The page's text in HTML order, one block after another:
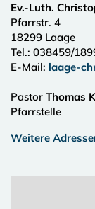
Ev.-Luth.
Pfarrstr. 4
18299 Laage
Tel.: 038459/
E-Mail: laage-
Pastor Thomas
Pfarrstelle
Weitere